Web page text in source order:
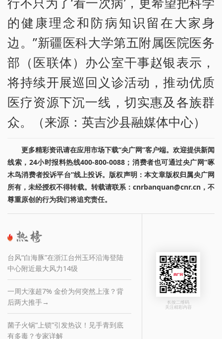
的健康理念和防病知识留在大家身
边。”新疆医科大学第五附属医院医务
部（医联体）办公室干事赵银表示，
将持续开展巡回义诊活动，推动优质
医疗资源下沉一线，切实惠及各族群
众。（来源：英吉沙县融媒体中心）
更多精彩资讯请在应用市场下载“央广网”客户端。欢迎提供新闻
线索，24小时报料热线400-800-0088；消费者也可通过央广网“啄
木鸟消费者投诉平台”线上投诉。版权声明：本文章版权归属央广网
所有，未经授权不得转载。转载请联系：cnrbanquan@cnr.cn，不
尊重原创的行为我们将追究责任。
台风“白海豚”在浙江台州玉环沿海登陆
中心附近最大风力14级
一周大涨超7% 金价为何突然上涨？背
后两大推手→
菌子火锅“上锁”引发热议！见手青到底
有多毒？专家详解
长按二维码
关注精彩内容